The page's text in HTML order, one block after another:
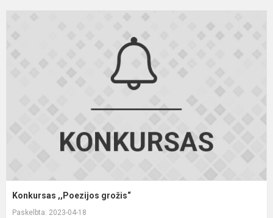
Konkursas ,,Poezijos grožis“
Paskelbta: 2023-04-18